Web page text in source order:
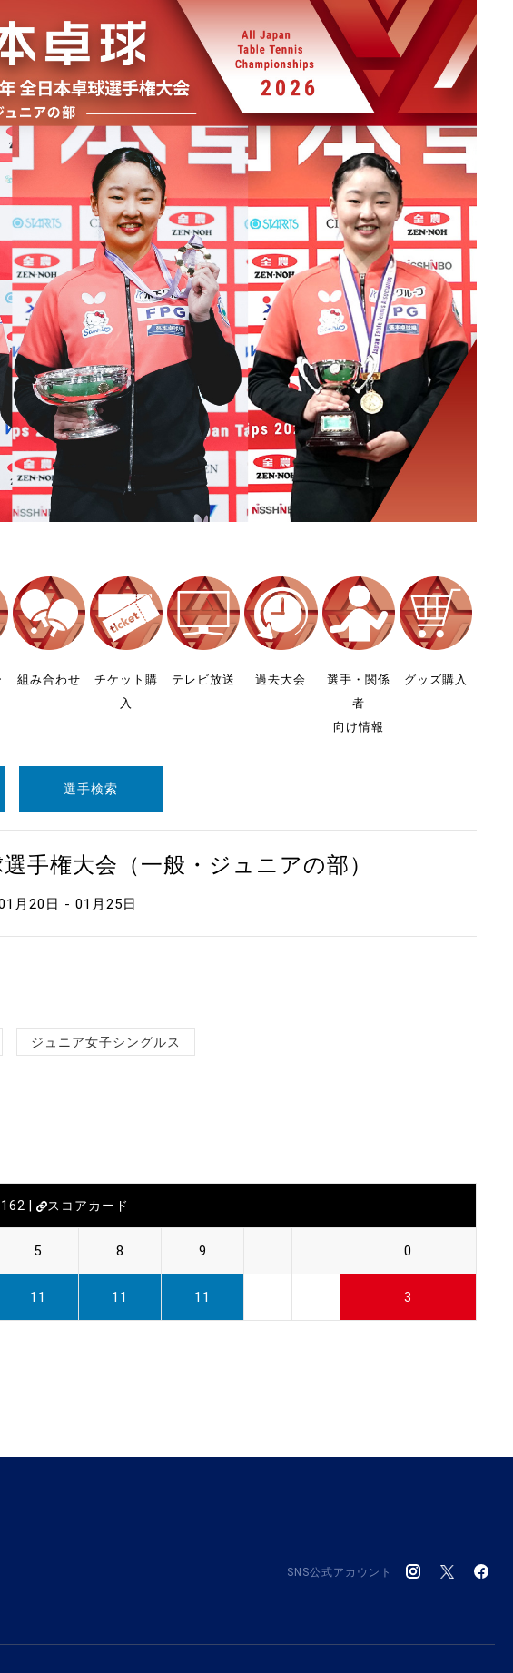
組み合わせ
チケット購
入
テレビ放送 過去大会
選手・関係
者
向け情報
グッズ購入
選手検索
手権大会（一般・ジュニアの部）
月20日 - 01月25日
ジュニア女子シングルス
| スコアカード
5 8 9 0
11 11 11 3
SNS公式アカウント